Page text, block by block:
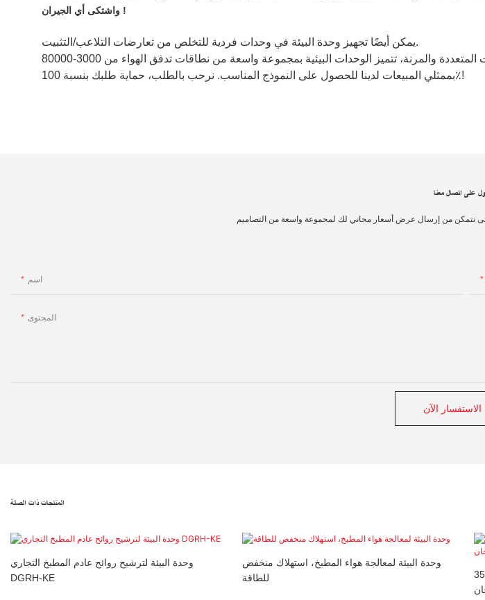
واشتكى أي الجيران !
يمكن أيضًا تجهيز وحدة البيئة في وحدات فردية للتخلص من تعارضات التلاعب/التثبيت.
مع الوحدات المجمعة ذات التكوينات المتعددة والمرنة، تتميز الوحدات البيئية بمجموعة واسعة من نطاقات تدفق الهواء من 3000-80000 CMH (2000-47000 CFM) أو أكثر. لا تتردد في الاتصال
بممثلي المبيعات لدينا للحصول على النموذج المناسب. نرحب بالطلب، حماية طلبك بنسبة 100٪!
على اتصال معنا
نتمكن من إرسال عرض أسعار مجاني لك لمجموعة واسعة من التصاميم
اسم
المحتوى
الآن
المنتجات ذات الصلة
وحدة البيئة لترشيح روائح عادم المطبخ التجاري
DGRH-KE
وحدة البيئة لمعالجة هواء المطبخ، استهلاك منخفض
للطاقة
مولد الأوزون 35G/H لقنوات تكييف الهواء في مستودع